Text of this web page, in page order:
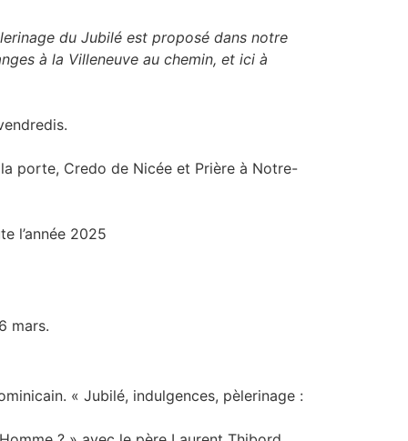
du Jubilé est proposé dans notre
à la Villeneuve au chemin, et ici à
porte, Credo de Nicée et Prière à Notre-
l’année 2025
mars.
« Jubilé, indulgences, pèlerinage :